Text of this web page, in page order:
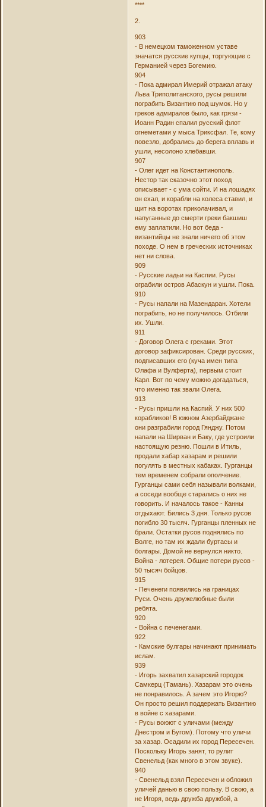
****
2.
903
- В немецком таможенном уставе
значатся русские купцы, торгующие с
Германией через Богемию.
904
- Пока адмирал Имерий отражал атаку
Льва Триполитанского, русы решили
пограбить Византию под шумок. Но у
греков адмиралов было, как грязи -
Иоанн Радин спалил русский флот
огнеметами у мыса Триксфал. Те, кому
повезло, добрались до берега вплавь и
ушли, несолоно хлебавши.
907
- Олег идет на Константинополь.
Нестор так сказочно этот поход
описывает - с ума сойти. И на лошадях
он ехал, и корабли на колеса ставил, и
щит на воротах приколачивал, и
напуганные до смерти греки бакшиш
ему заплатили. Но вот беда -
византийцы не знали ничего об этом
походе. О нем в греческих источниках
нет ни слова.
909
- Русские ладьи на Каспии. Русы
ограбили остров Абаскун и ушли. Пока.
910
- Русы напали на Мазендаран. Хотели
пограбить, но не получилось. Отбили
их. Ушли.
911
- Договор Олега с греками. Этот
договор зафиксирован. Среди русских,
подписавших его (куча имен типа
Олафа и Вулферта), первым стоит
Карл. Вот по чему можно догадаться,
что именно так звали Олега.
913
- Русы пришли на Каспий. У них 500
корабликов! В южном Азербайджане
они разграбили город Гянджу. Потом
напали на Ширван и Баку, где устроили
настоящую резню. Пошли в Итиль,
продали хабар хазарам и решили
погулять в местных кабаках. Гурганцы
тем временем собрали ополчение.
Гурганцы сами себя называли волками,
а соседи вообще старались о них не
говорить. И началось такое - Канны
отдыхают. Бились 3 дня. Только русов
погибло 30 тысяч. Гурганцы пленных не
брали. Остатки русов поднялись по
Волге, но там их ждали буртасы и
болгары. Домой не вернулся никто.
Война - лотерея. Общие потери русов -
50 тысяч бойцов.
915
- Печенеги появились на границах
Руси. Очень дружелюбные были
ребята.
920
- Война с печенегами.
922
- Камские булгары начинают принимать
ислам.
939
- Игорь захватил хазарский городок
Самкерц (Тамань). Хазарам это очень
не понравилось. А зачем это Игорю?
Он просто решил поддержать Византию
в войне с хазарами.
- Русы воюют с уличами (между
Днестром и Бугом). Потому что уличи
за хазар. Осадили их город Пересечен.
Поскольку Игорь занят, то рулит
Свенельд (как много в этом звуке).
940
- Свенельд взял Пересечен и обложил
уличей данью в свою пользу. В свою, а
не Игоря, ведь дружба дружбой, а